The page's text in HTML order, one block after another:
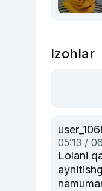
Izohlar
05:13 /
Lolani